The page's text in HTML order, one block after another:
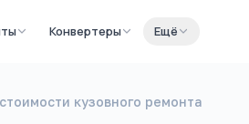
Конвертеры Ещё
кузовного ремонта